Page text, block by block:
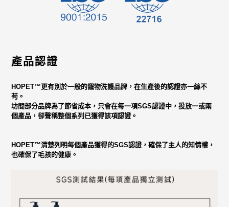
產品認證
HOPET™更有別於一般的寵物洗護品牌，在生產後的認證亦一絲不
苟。
坊間部分品牌為了節省成本，只會在每一項SGS認證中，投放一或兩
個產品，卻聲稱整個系列已獲得該項認證。
HOPET™清楚列明每個產品獲得的SGS認證，確保了主人的知情權，
也確保了毛孩的健康。